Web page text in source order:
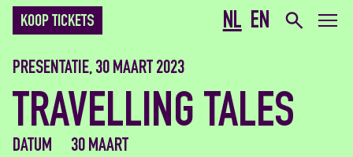
NL EN
KOOP TICKETS
PRESENTATIE, 30 MAART 2023
TRAVELLING TALES
DATUM
30 MAART